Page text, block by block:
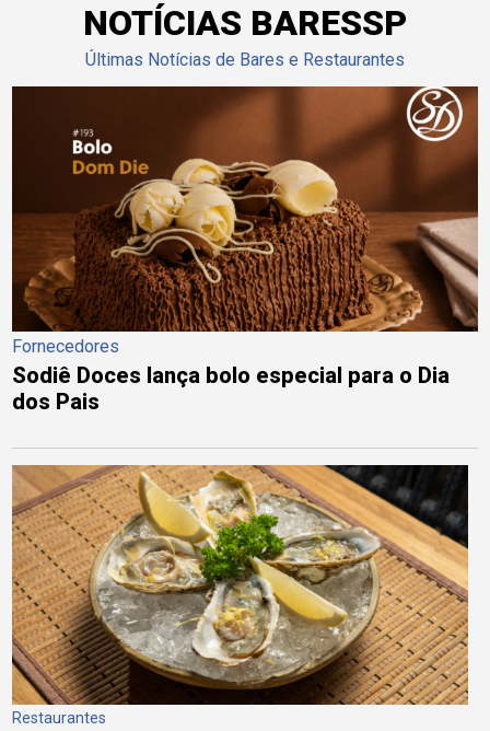
NOTÍCIAS BARESSP
Últimas Notícias de Bares e Restaurantes
Fornecedores
Sodiê Doces lança bolo especial para o Dia
dos Pais
Restaurantes